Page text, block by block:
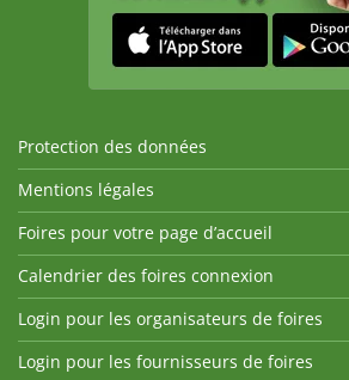
Protection des données
Mentions légales
Foires pour votre page d’accueil
Calendrier des foires connexion
Login pour les organisateurs de foires
Login pour les fournisseurs de foires